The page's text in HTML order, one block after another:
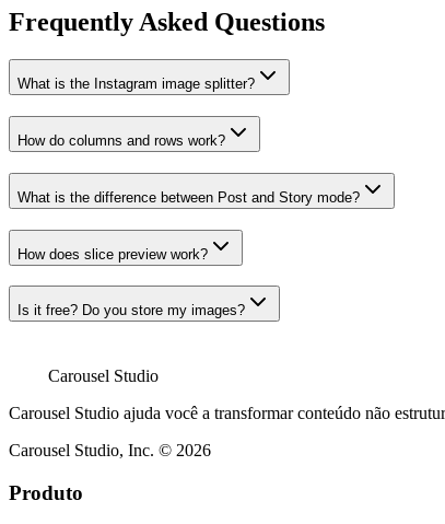
Frequently Asked Questions
What is the Instagram image splitter?
How do columns and rows work?
What is the difference between Post and Story mode?
How does slice preview work?
Is it free? Do you store my images?
Carousel Studio
Carousel Studio ajuda você a transformar conteúdo não
Carousel Studio, Inc. © 2026
Produto